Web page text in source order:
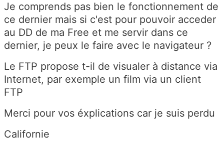
Je comprends pas bien le fonctionnement de
ce dernier mais si c'est pour pouvoir acceder
au DD de ma Free et me servir dans ce
dernier, je peux le faire avec le navigateur ?
Le FTP propose t-il de visualer à distance via
Internet, par exemple un film via un client
FTP
Merci pour vos éxplications car je suis perdu
Californie